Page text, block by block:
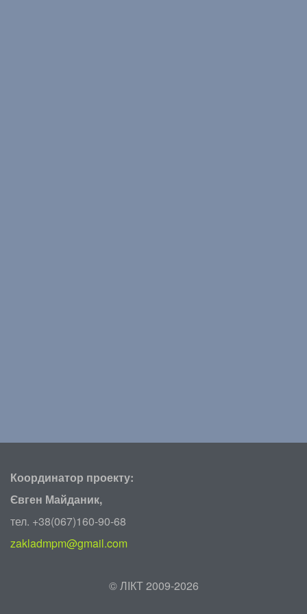
Координатор проекту:
Євген Майданик,
тел. +38(067)160-90-68
zakladmpm@gmail.com
©ЛІКТ 2009-2026